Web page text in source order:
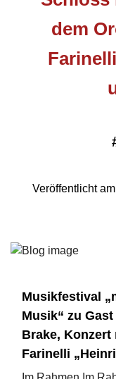
dem
Veröffentlicht
Musikfestival
Musik“ zu
Brake,
Farinelli